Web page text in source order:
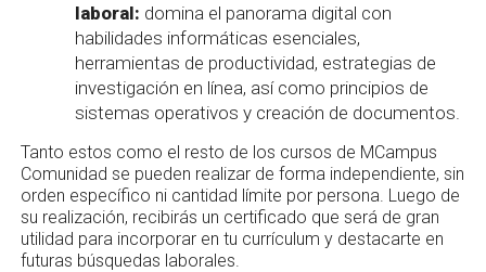
laboral: domina el panorama digital con
habilidades informáticas esenciales,
herramientas de productividad, estrategias de
investigación en línea, así como principios de
sistemas operativos y creación de documentos.
Tanto estos como el resto de los cursos de MCampus
Comunidad se pueden realizar de forma independiente, sin
orden específico ni cantidad límite por persona. Luego de
su realización, recibirás un certificado que será de gran
utilidad para incorporar en tu currículum y destacarte en
futuras búsquedas laborales.